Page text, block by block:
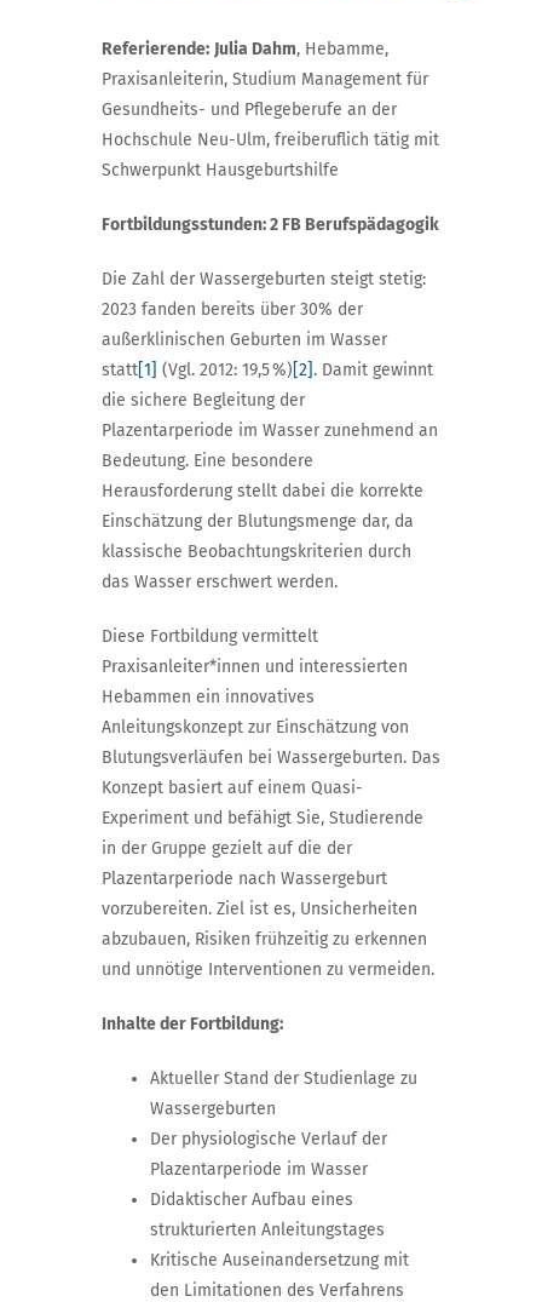
Referierende: Julia Dahm, Hebamme,
Praxisanleiterin, Studium Management für
Gesundheits- und Pflegeberufe an der
Hochschule Neu-Ulm, freiberuflich tätig mit
Schwerpunkt Hausgeburtshilfe
Fortbildungsstunden: 2 FB Berufspädagogik
Die Zahl der Wassergeburten steigt stetig:
2023 fanden bereits über 30% der
außerklinischen Geburten im Wasser
statt[1] (Vgl. 2012: 19,5 %)[2] . Damit gewinnt
die sichere Begleitung der
Plazentarperiode im Wasser zunehmend an
Bedeutung. Eine besondere
Herausforderung stellt dabei die korrekte
Einschätzung der Blutungsmenge dar, da
klassische Beobachtungskriterien durch
das Wasser erschwert werden.
Diese Fortbildung vermittelt
Praxisanleiter*innen und interessierten
Hebammen ein innovatives
Anleitungskonzept zur Einschätzung von
Blutungsverläufen bei Wassergeburten. Das
Konzept basiert auf einem Quasi-
Experiment und befähigt Sie, Studierende
in der Gruppe gezielt auf die der
Plazentarperiode nach Wassergeburt
vorzubereiten. Ziel ist es, Unsicherheiten
abzubauen, Risiken frühzeitig zu erkennen
und unnötige Interventionen zu vermeiden.
Inhalte der Fortbildung:
Aktueller Stand der Studienlage zu
Wassergeburten
Der physiologische Verlauf der
Plazentarperiode im Wasser
Didaktischer Aufbau eines
strukturierten Anleitungstages
Kritische Auseinandersetzung mit
den Limitationen des Verfahrens